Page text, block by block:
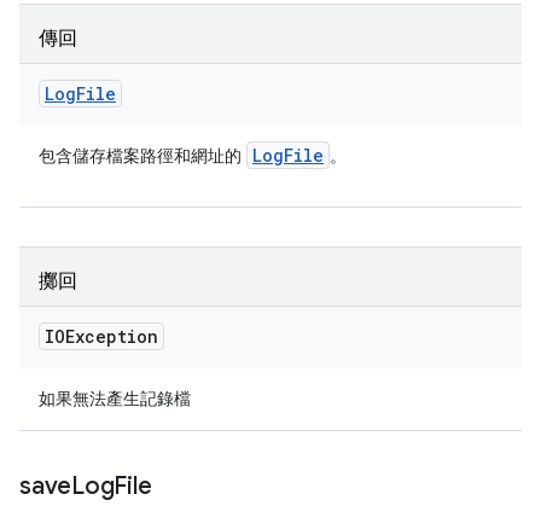
傳回
LogFile
包含儲存檔案路徑和網址的 LogFile 。
擲回
IOException
如果無法產生記錄檔
saveLogFile